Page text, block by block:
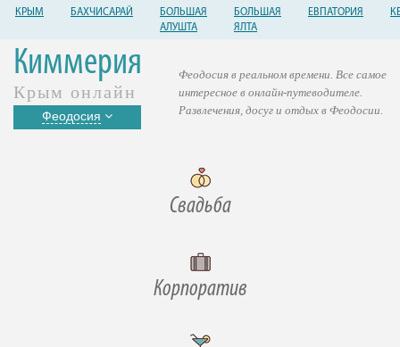
КРЫМ БАХЧИСАРАЙ
БОЛЬШАЯ
АЛУШТА
БОЛЬШАЯ
ЯЛТА
ЕВПАТОРИЯ
Киммерия
Крым онлайн
Феодосия
Свадьба
Корпоратив
Феодосия в реальном времени. Все самое
интересное в онлайн-путеводителе.
Развлечения, досуг и отдых в Феодосии.